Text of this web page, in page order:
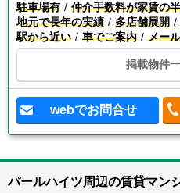
駐車場有
仲介手数料が家賃の
地元で長年の実績
多店舗展開
駅から近い
車でご案内 メー
掲載物件
webでお問合せ
パールハイツ周辺の賃貸マン